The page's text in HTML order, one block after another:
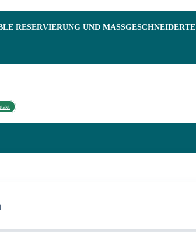
RESERVIERUNG UND MASSGESCHNEIDERTE F